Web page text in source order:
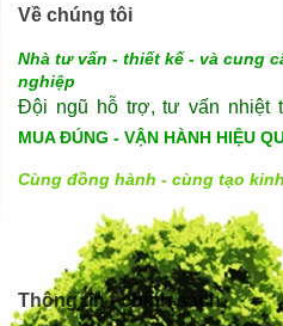
Về chúng tôi
Nhà tư vấn - thiết kế - và cung
nghiệp
Đội ngũ hỗ trợ, tư vấn nhiệt
MUA ĐÚNG - VẬN HÀNH HIỆU
Cùng đồng hành - cùng tạo
Thông tin - chính sách